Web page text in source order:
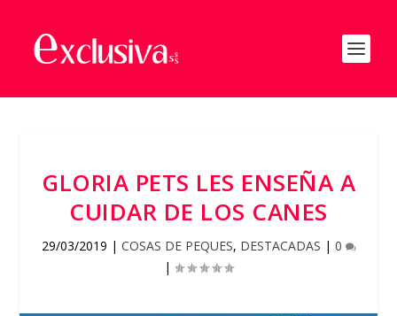
GLORIA PETS LES ENSEÑA A
CUIDAR DE LOS CANES
29/03/2019 | COSAS DE PEQUES, DESTACADAS | 0
|